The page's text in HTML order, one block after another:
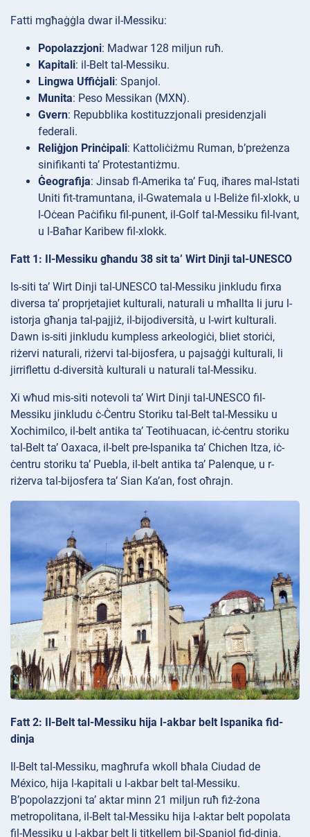
Fatti mgħaġġla dwar il-Messiku:
Popolazzjoni: Madwar 128 miljun ruħ.
Kapitali: il-Belt tal-Messiku.
Lingwa Uffiċjali: Spanjol.
Munita: Peso Messikan (MXN).
Gvern: Repubblika kostituzzjonali presidenzjali
federali.
Reliġjon Prinċipali: Kattoliċiżmu Ruman, b’preżenza
sinifikanti ta’ Protestantiżmu.
Ġeografija: Jinsab fl-Amerika ta’ Fuq, iħares mal-Istati
Uniti fit-tramuntana, il-Gwatemala u l-Beliże fil-xlokk, u
l-Oċean Paċifiku fil-punent, il-Golf tal-Messiku fil-lvant,
u l-Baħar Karibew fil-xlokk.
Fatt 1: Il-Messiku għandu 38 sit ta’ Wirt Dinji tal-UNESCO
Is-siti ta’ Wirt Dinji tal-UNESCO tal-Messiku jinkludu firxa
diversa ta’ proprjetajiet kulturali, naturali u mħallta li juru l-
istorja għanja tal-pajjiż, il-bijodiversità, u l-wirt kulturali.
Dawn is-siti jinkludu kumpless arkeologiċi, bliet storiċi,
riżervi naturali, riżervi tal-bijosfera, u pajsaġġi kulturali, li
jirriflettu d-diversità kulturali u naturali tal-Messiku.
Xi wħud mis-siti notevoli ta’ Wirt Dinji tal-UNESCO fil-
Messiku jinkludu ċ-Ċentru Storiku tal-Belt tal-Messiku u
Xochimilco, il-belt antika ta’ Teotihuacan, iċ-ċentru storiku
tal-Belt ta’ Oaxaca, il-belt pre-Ispanika ta’ Chichen Itza, iċ-
ċentru storiku ta’ Puebla, il-belt antika ta’ Palenque, u r-
riżerva tal-bijosfera ta’ Sian Ka’an, fost oħrajn.
Fatt 2: Il-Belt tal-Messiku hija l-akbar belt Ispanika fid-
dinja
Il-Belt tal-Messiku, magħrufa wkoll bħala Ciudad de
México, hija l-kapitali u l-akbar belt tal-Messiku.
B’popolazzjoni ta’ aktar minn 21 miljun ruħ fiż-żona
metropolitana, il-Belt tal-Messiku hija l-aktar belt popolata
fil-Messiku u l-akbar belt li titkellem bil-Spanjol fid-dinja.